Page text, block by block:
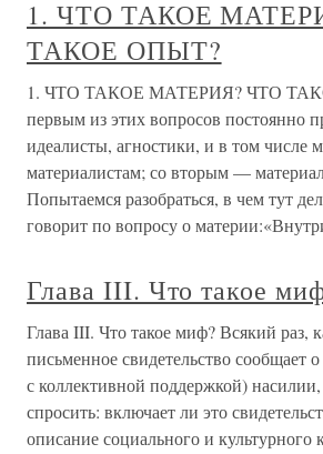
1. ЧТО ТАКОЕ
ТАКОЕ ОПЫТ?
1. ЧТО ТАКОЕ МАТЕРИЯ? ЧТО
первым из этих вопросов постоянно
идеалисты, агностики, и в том числе
материалистам; со вторым —
Попытаемся разобраться, в чем тут
говорит по вопросу о
Глава III. Что такое
Глава III. Что такое миф? Всякий раз,
письменное свидетельство сообщает
с коллективной поддержкой)
спросить: включает ли это
описание социального и культурного